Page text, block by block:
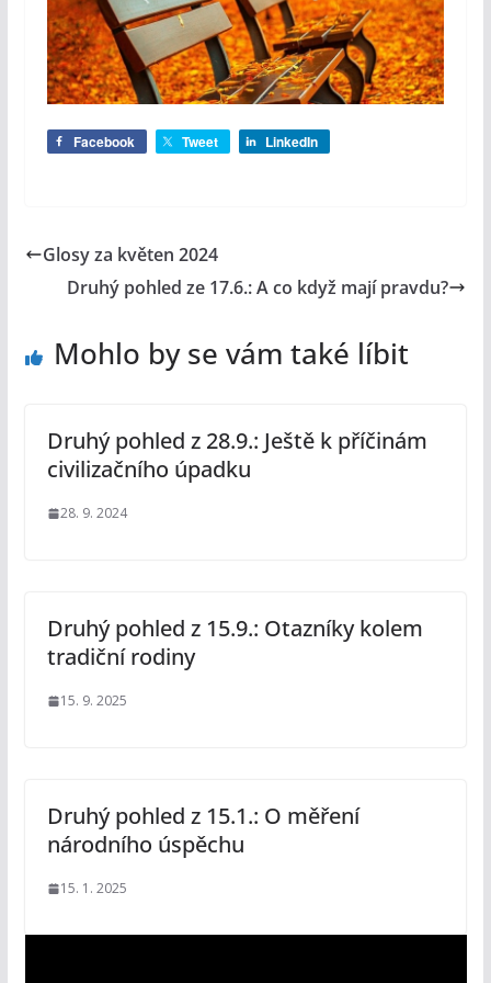
Facebook Tweet LinkedIn
Glosy za květen 2024
Druhý pohled ze 17.6.: A co když mají pravdu?
Mohlo by se vám také líbit
Druhý pohled z 28.9.: Ještě k příčinám
civilizačního úpadku
28. 9. 2024
Druhý pohled z 15.9.: Otazníky kolem
tradiční rodiny
15. 9. 2025
Druhý pohled z 15.1.: O měření
národního úspěchu
15. 1. 2025